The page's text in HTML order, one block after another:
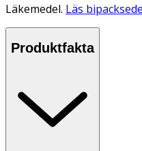
Läkemedel. Läs
Produktfakta